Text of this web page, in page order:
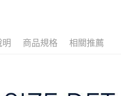
明 商品規格 相關推薦